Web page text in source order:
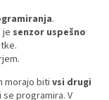
.
je senzor uspešno
morajo biti vsi drugi
programira. V